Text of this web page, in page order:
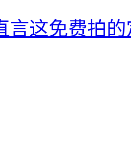
言这免费拍